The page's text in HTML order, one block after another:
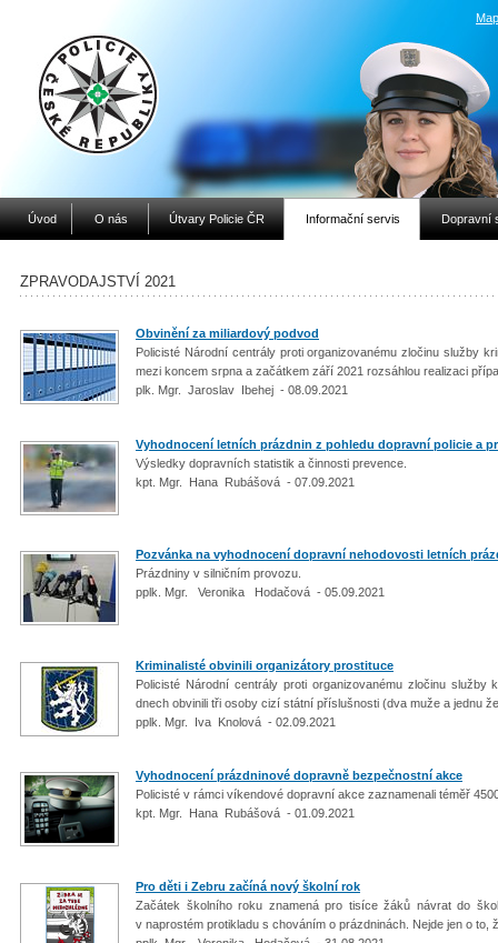
Úvod O nás Útvary Policie ČR Informační servis Dopravní
ZPRAVODAJSTVÍ 2021
Obvinění za miliardový podvod
Policisté Národní centrály proti organizovanému zločinu služby
mezi koncem srpna a začátkem září 2021 rozsáhlou realizaci
plk. Mgr. Jaroslav Ibehej - 08.09.2021
Vyhodnocení letních prázdnin z pohledu dopravní policie a
Výsledky dopravních statistik a činnosti prevence.
kpt. Mgr. Hana Rubášová - 07.09.2021
Pozvánka na vyhodnocení dopravní nehodovosti letních
Prázdniny v silničním provozu.
pplk. Mgr. Veronika Hodačová - 05.09.2021
Kriminalisté obvinili organizátory prostituce
Policisté Národní centrály proti organizovanému zločinu
dnech obvinili tři osoby cizí státní příslušnosti (dva muže a jednu
pplk. Mgr. Iva Knolová - 02.09.2021
Vyhodnocení prázdninové dopravně bezpečnostní akce
Policisté v rámci víkendové dopravní akce zaznamenali téměř
kpt. Mgr. Hana Rubášová - 01.09.2021
Pro děti i Zebru začíná nový školní rok
Začátek školního roku znamená pro tisíce žáků návrat do
v naprostém protikladu s chováním o prázdninách. Nejde jen o